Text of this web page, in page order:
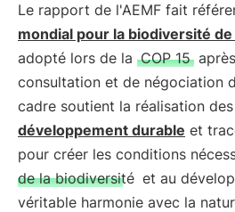
Le rapport de l'AEMF fait
mondial pour la biodiversité
adopté lors de la COP 15
consultation et de négociation
cadre soutient la réalisation des
développement durable et
pour créer les conditions
de la biodiversité et au
véritable harmonie avec la